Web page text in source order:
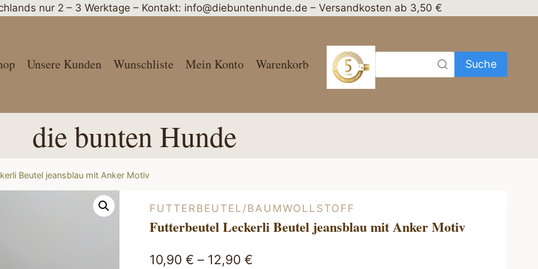
nur 2 – 3 Werktage – Kontakt: info@diebuntenhunde.de – Versandkosten ab 3,50 €
Unsere Kunden Wunschliste Mein Konto Warenkorb Suche
die bunten Hunde
Beutel jeansblau mit Anker Motiv
FUTTERBEUTEL/BAUMWOLLSTOFF
Futterbeutel Leckerli Beutel jeansblau mit Anker Motiv
10,90 € – 12,90 €